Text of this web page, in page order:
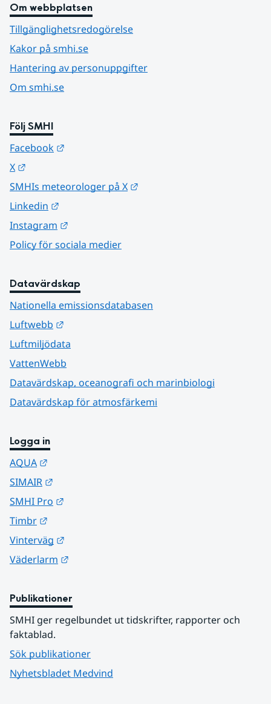
Om webbplatsen
Tillgänglighetsredogörelse
Kakor på smhi.se
Hantering av personuppgifter
Om smhi.se
Följ SMHI
Facebook
X
SMHIs meteorologer på X
Linkedin
Instagram
Policy för sociala medier
Datavärdskap
Nationella emissionsdatabasen
Luftwebb
Luftmiljödata
VattenWebb
Datavärdskap, oceanografi och marinbiologi
Datavärdskap för atmosfärkemi
Logga in
AQUA
SIMAIR
SMHI Pro
Timbr
Vinterväg
Väderlarm
Publikationer
SMHI ger regelbundet ut tidskrifter, rapporter och
faktablad.
Sök publikationer
Nyhetsbladet Medvind